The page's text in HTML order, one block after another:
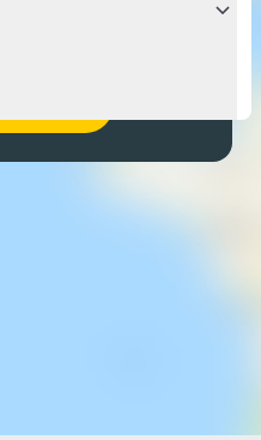
Maps eine Ergebnisliste